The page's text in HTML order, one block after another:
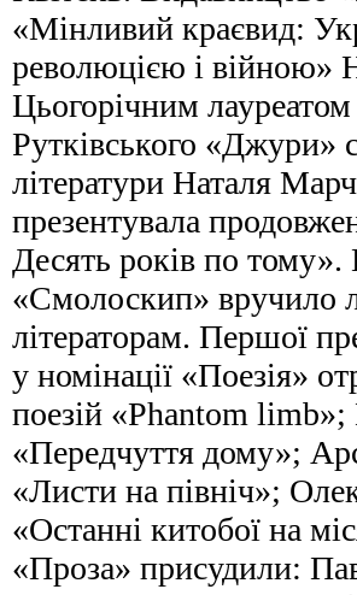
«Мінливий краєвид:
революцією і війною»
Цьогорічним
Рутківського «Джури»
літератури Наталя
презентувала
Десять років по
«Смолоскип» вручило
літераторам. Першої
у номінації «Поезія»
поезій «Phantom
«Передчуття дому»;
«Листи на північ»;
«Останні китобої на
«Проза» присудили: